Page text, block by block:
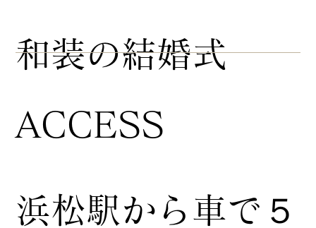
​和装の結婚式
浜松駅から車で５
ACCESS